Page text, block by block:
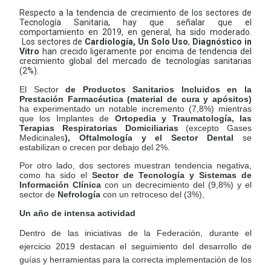
Respecto a la tendencia de crecimiento de los sectores de
Tecnología Sanitaria, hay que señalar que el
comportamiento en 2019, en general, ha sido moderado.
Los sectores de Cardiología, Un Solo Uso, Diagnóstico in
Vitro han crecido ligeramente por encima de tendencia del
crecimiento global del mercado de tecnologías sanitarias
(2%).
El Sectorde Productos Sanitarios Incluidos en la
Prestación Farmacéutica (material de cura y apósitos)
ha experimentado un notable incremento (7,8%) mientras
que los Implantes de Ortopedia y Traumatología, las
Terapias Respiratorias Domiciliarias (excepto Gases
Medicinales), Oftalmología y el Sector Dental se
estabilizan o crecen por debajo del 2%.
Por otro lado, dos sectores muestran tendencia negativa,
como ha sido el Sector de Tecnología y Sistemas de
Información Clínica con un decrecimiento del (9,8%) y el
sector de Nefrología con un retroceso del (3%),
Un año de intensa actividad
Dentro de las iniciativas de la Federación, durante el
ejercicio 2019 destacan el seguimiento del desarrollo de
guías y herramientas para la correcta implementación de los